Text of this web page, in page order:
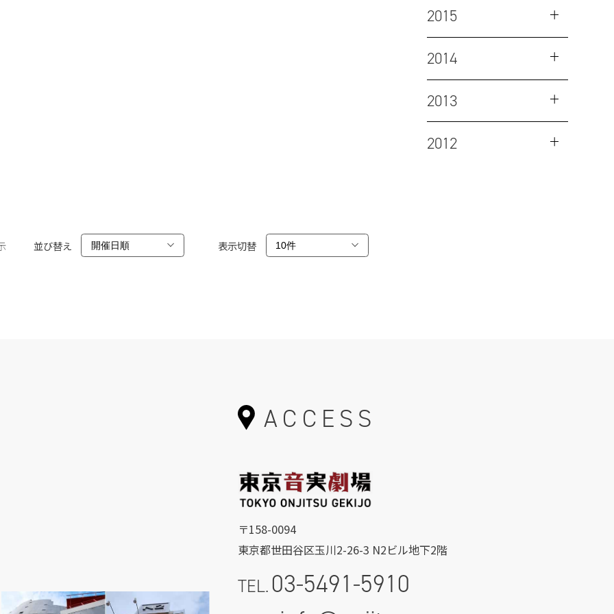
2015
2014
2013
2012
並び替え 表示切替
ACCESS
〒158-0094
東京都世田谷区玉川2-26-3 N2ビル地下2階
TEL.03-5491-5910